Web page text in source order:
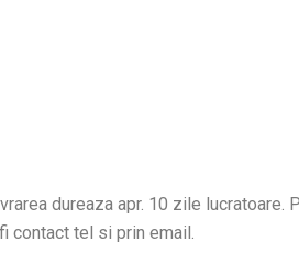
dureaza apr. 10 zile
contact tel si prin email.